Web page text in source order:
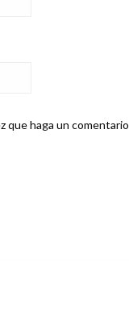
que haga un